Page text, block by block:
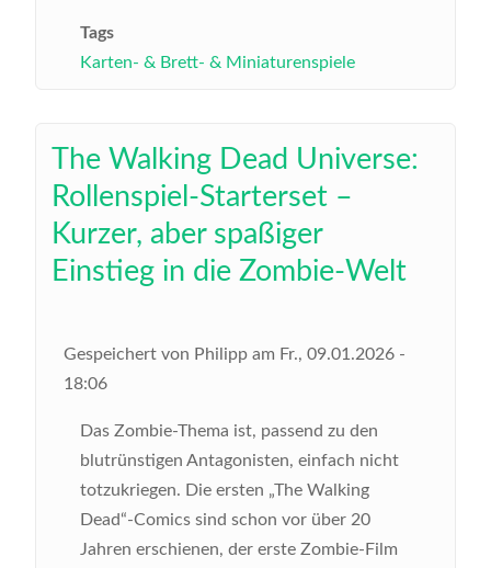
Tags
Karten- & Brett- & Miniaturenspiele
The Walking Dead Universe:
Rollenspiel-Starterset –
Kurzer, aber spaßiger
Einstieg in die Zombie-Welt
Gespeichert von Philipp am Fr., 09.01.2026 -
18:06
Das Zombie-Thema ist, passend zu den
blutrünstigen Antagonisten, einfach nicht
totzukriegen. Die ersten „The Walking
Dead“-Comics sind schon vor über 20
Jahren erschienen, der erste Zombie-Film